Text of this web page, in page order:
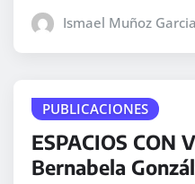
Ismael Muñoz Garcia
PUBLICACIONES
ESPACIOS CON
Bernabela